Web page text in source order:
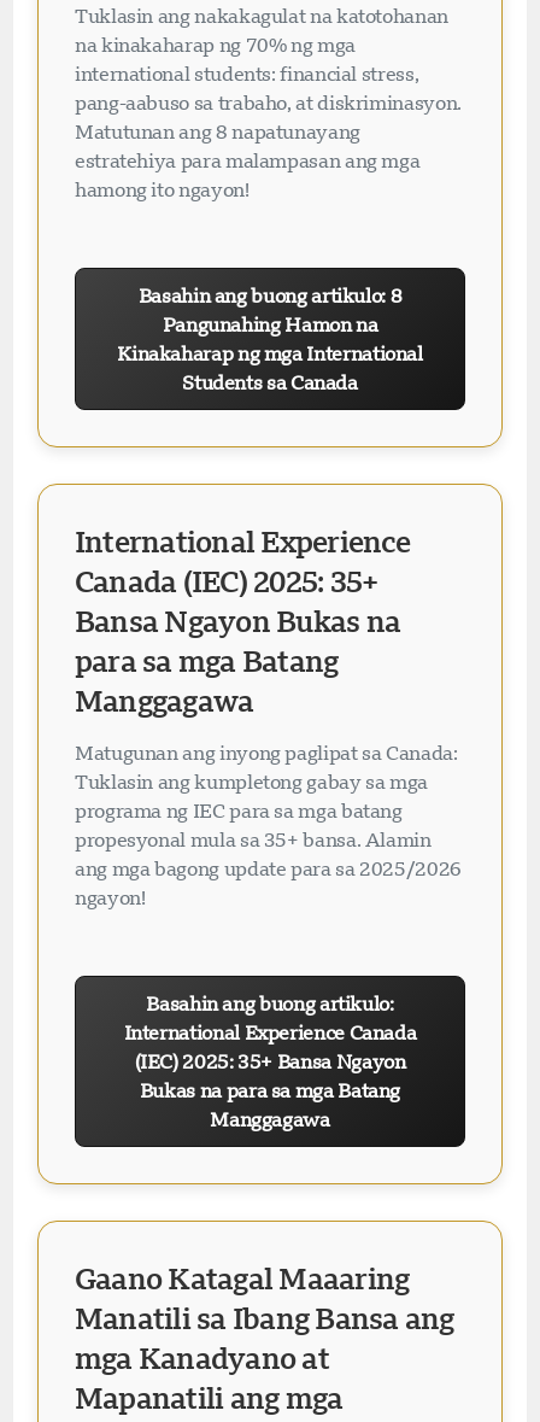
Tuklasin ang nakakagulat na katotohanan
na kinakaharap ng 70% ng mga
international students: financial stress,
pang-aabuso sa trabaho, at diskriminasyon.
Matutunan ang 8 napatunayang
estratehiya para malampasan ang mga
hamong ito ngayon!
Basahin ang buong artikulo: 8
Pangunahing Hamon na
Kinakaharap ng mga International
Students sa Canada
International Experience
Canada (IEC) 2025: 35+
Bansa Ngayon Bukas na
para sa mga Batang
Manggagawa
Matugunan ang inyong paglipat sa Canada:
Tuklasin ang kumpletong gabay sa mga
programa ng IEC para sa mga batang
propesyonal mula sa 35+ bansa. Alamin
ang mga bagong update para sa 2025/2026
ngayon!
Basahin ang buong artikulo:
International Experience Canada
(IEC) 2025: 35+ Bansa Ngayon
Bukas na para sa mga Batang
Manggagawa
Gaano Katagal Maaaring
Manatili sa Ibang Bansa ang
mga Kanadyano at
Mapanatili ang mga
VI
Visavio Support
Online